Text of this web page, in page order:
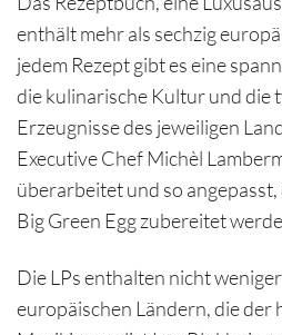
enthält mehr als sechzig
jedem Rezept gibt es eine
die kulinarische Kultur und die
Erzeugnisse des jeweiligen
Executive Chef Michèl
überarbeitet und so angepasst,
Big Green Egg zubereitet
Die LPs enthalten nicht
europäischen Ländern, die der